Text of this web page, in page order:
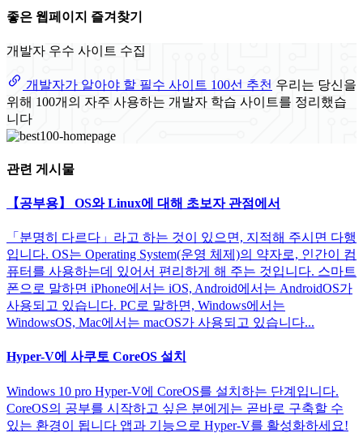
좋은 웹페이지 즐겨찾기
개발자 우수 사이트 수집
개발자가 알아야 할 필수 사이트 100선 추천 우리는 당신을
위해 100개의 자주 사용하는 개발자 학습 사이트를 정리했습
니다
관련 게시물
【공부용】 OS와 Linux에 대해 초보자 관점에서
「분명히 다르다」라고 하는 것이 있으면, 지적해 주시면 다행
입니다. OS는 Operating System(운영 체제)의 약자로, 인간이 컴
퓨터를 사용하는데 있어서 편리하게 해 주는 것입니다. 스마트
폰으로 말하면 iPhone에서는 iOS, Android에서는 AndroidOS가
사용되고 있습니다. PC로 말하면, Windows에서는
WindowsOS, Mac에서는 macOS가 사용되고 있습니다...
Hyper-V에 사쿠토 CoreOS 설치
Windows 10 pro Hyper-V에 CoreOS를 설치하는 단계입니다.
CoreOS의 공부를 시작하고 싶은 분에게는 곧바로 구축할 수
있는 환경이 됩니다 앱과 기능으로 Hyper-V를 활성화하세요!